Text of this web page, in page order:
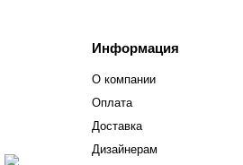
Информация
О компании
Оплата
Доставка
Дизайнерам